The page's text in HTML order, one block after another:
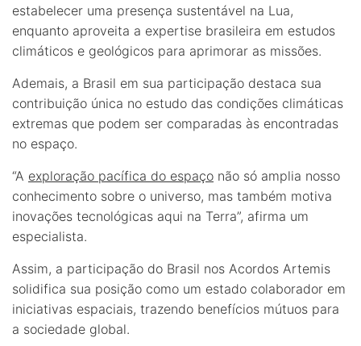
estabelecer uma presença sustentável na Lua,
enquanto aproveita a expertise brasileira em estudos
climáticos e geológicos para aprimorar as missões.
Ademais, a Brasil em sua participação destaca sua
contribuição única no estudo das condições climáticas
extremas que podem ser comparadas às encontradas
no espaço.
“A exploração pacífica do espaço não só amplia nosso
conhecimento sobre o universo, mas também motiva
inovações tecnológicas aqui na Terra”, afirma um
especialista.
Assim, a participação do Brasil nos Acordos Artemis
solidifica sua posição como um estado colaborador em
iniciativas espaciais, trazendo benefícios mútuos para
a sociedade global.